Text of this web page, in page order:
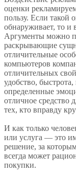
оценки
пользу. Если такой
обнаруживает, то и
Аргументы можно
раскрывающие
отличительные
компьютеров
отличительных
удобство,
определенные
отличное средство
тех, кто вправду
И как только
или услуга — это
решение, за
всегда может
покупки.